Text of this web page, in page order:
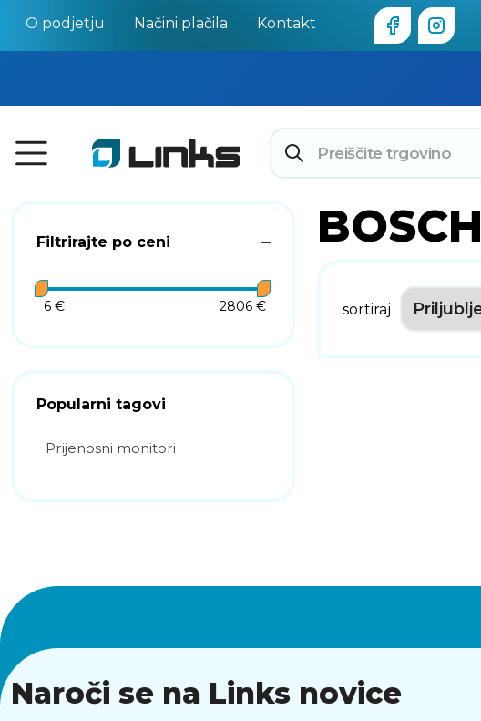
O podjetju Načini plačila Kontakt
Filtrirajte po ceni
6 € 2806 €
Popularni tagovi
Prijenosni monitori
BOSCH
sortiraj
Naroči se na Links novice